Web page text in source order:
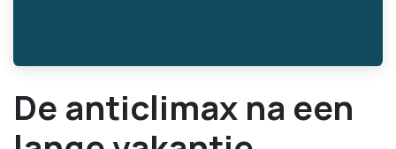
De anticlimax na een